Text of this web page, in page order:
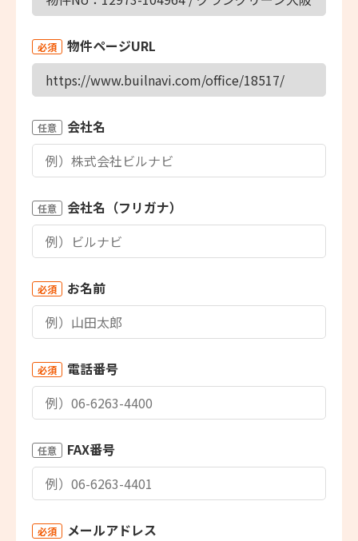
必須 物件ページURL
任意 会社名
任意 会社名（フリガナ）
必須 お名前
必須 電話番号
任意 FAX番号
必須 メールアドレス